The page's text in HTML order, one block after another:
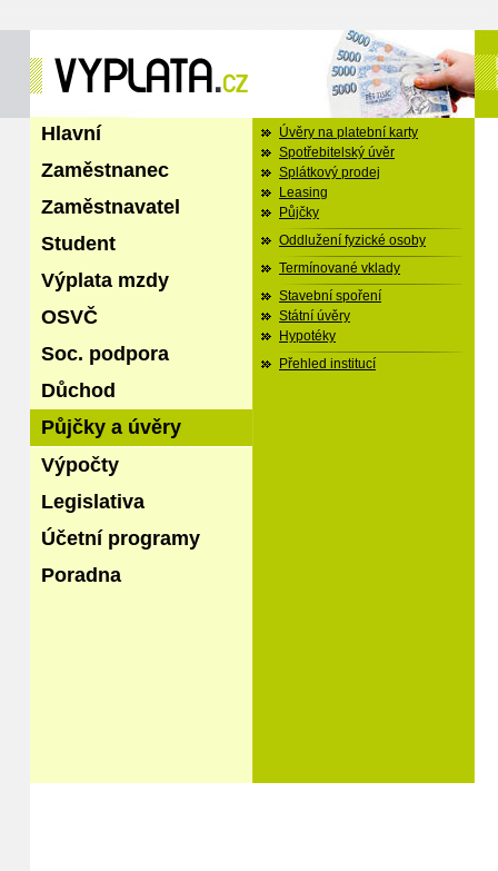
Hlavní
Zaměstnanec
Zaměstnavatel
Student
Výplata mzdy
OSVČ
Soc. podpora
Důchod
Půjčky a úvěry
Výpočty
Legislativa
Účetní programy
Poradna
Úvěry na platební karty
Spotřebitelský úvěr
Splátkový prodej
Leasing
Půjčky
Oddlužení fyzické osoby
Termínované vklady
Stavební spoření
Státní úvěry
Hypotéky
Přehled institucí